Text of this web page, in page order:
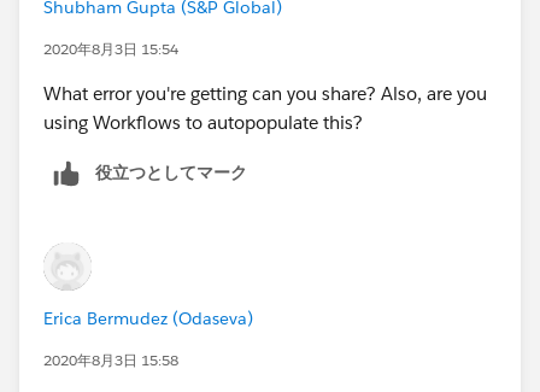
Shubham Gupta (S&P Global)
2020年8月3日 15:54
What error you're getting can you share? Also, are you
using Workflows to autopopulate this?
役立つとしてマーク
Erica Bermudez (Odaseva)
2020年8月3日 15:58